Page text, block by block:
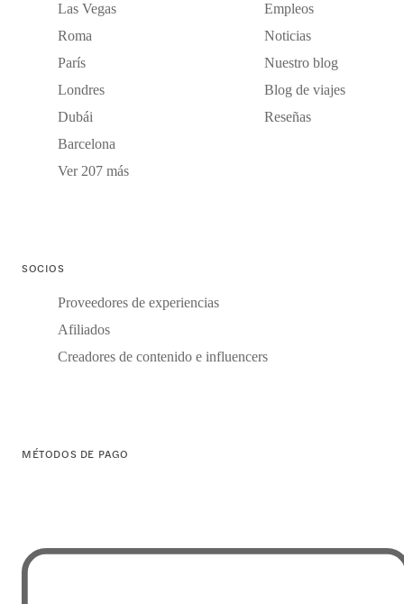
Las Vegas
Roma
París
Londres
Dubái
Barcelona
Ver 207 más
Empleos
Noticias
Nuestro blog
Blog de viajes
Reseñas
SOCIOS
Proveedores de experiencias
Afiliados
Creadores de contenido e influencers
MÉTODOS DE PAGO